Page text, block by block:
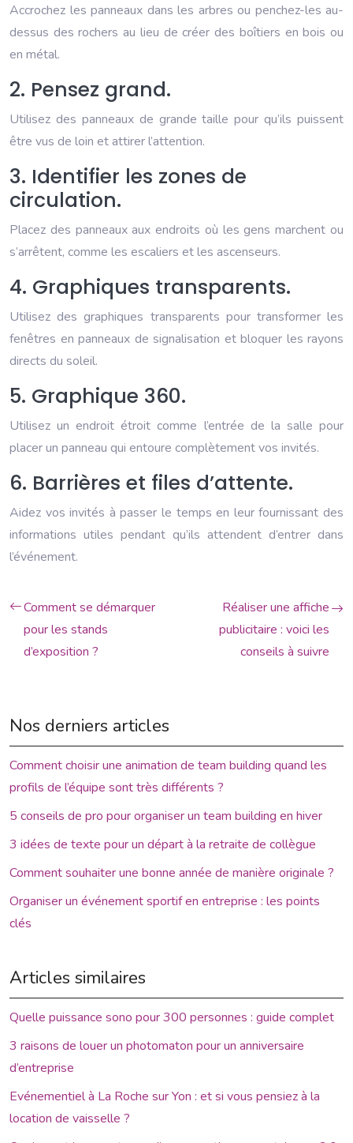
Accrochez les panneaux dans les arbres ou penchez-les au-
dessus des rochers au lieu de créer des boîtiers en bois ou
en métal.
2. Pensez grand.
Utilisez des panneaux de grande taille pour qu’ils puissent
être vus de loin et attirer l’attention.
3. Identifier les zones de
circulation.
Placez des panneaux aux endroits où les gens marchent ou
s’arrêtent, comme les escaliers et les ascenseurs.
4. Graphiques transparents.
Utilisez des graphiques transparents pour transformer les
fenêtres en panneaux de signalisation et bloquer les rayons
directs du soleil.
5. Graphique 360.
Utilisez un endroit étroit comme l’entrée de la salle pour
placer un panneau qui entoure complètement vos invités.
6. Barrières et files d’attente.
Aidez vos invités à passer le temps en leur fournissant des
informations utiles pendant qu’ils attendent d’entrer dans
l’événement.
Comment se démarquer
pour les stands
d’exposition ?
Réaliser une affiche
publicitaire : voici les
conseils à suivre
Nos derniers articles
Comment choisir une animation de team building quand les
profils de l’équipe sont très différents ?
5 conseils de pro pour organiser un team building en hiver
3 idées de texte pour un départ à la retraite de collègue
Comment souhaiter une bonne année de manière originale ?
Organiser un événement sportif en entreprise : les points
clés
Articles similaires
Quelle puissance sono pour 300 personnes : guide complet
3 raisons de louer un photomaton pour un anniversaire
d’entreprise
Evénementiel à La Roche sur Yon : et si vous pensiez à la
location de vaisselle ?